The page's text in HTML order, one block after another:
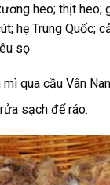
heo; thịt heo;
hẹ Trung Quốc;
sọ
qua cầu Vân
sạch để ráo.